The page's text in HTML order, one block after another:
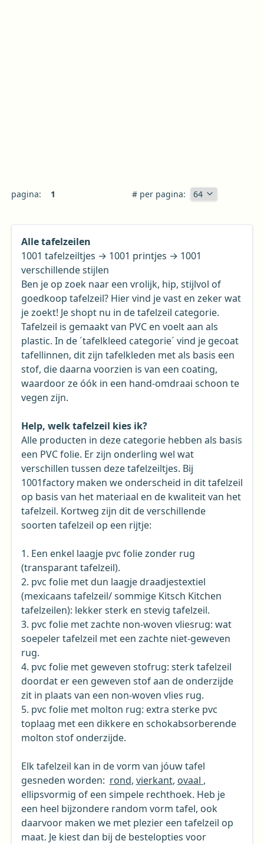
pagina: 1 # per pagina:
Alle tafelzeilen
1001 tafelzeiltjes → 1001 printjes → 1001
verschillende stijlen
Ben je op zoek naar een vrolijk, hip, stijlvol of
goedkoop tafelzeil? Hier vind je vast en zeker wat
je zoekt! Je shopt nu in de tafelzeil categorie.
Tafelzeil is gemaakt van PVC en voelt aan als
plastic. In de ´tafelkleed categorie´ vind je gecoat
tafellinnen, dit zijn tafelkleden met als basis een
stof, die daarna voorzien is van een coating,
waardoor ze óók in een hand-omdraai schoon te
vegen zijn.
Help, welk tafelzeil kies ik?
Alle producten in deze categorie hebben als basis
een PVC folie. Er zijn onderling wel wat
verschillen tussen deze tafelzeiltjes. Bij
1001factory maken we onderscheid in dit tafelzeil
op basis van het materiaal en de kwaliteit van het
tafelzeil. Kortweg zijn dit de verschillende
soorten tafelzeil op een rijtje:
1. Een enkel laagje pvc folie zonder rug
(transparant tafelzeil).
2. pvc folie met dun laagje draadjestextiel
(mexicaans tafelzeil/ sommige Kitsch Kitchen
tafelzeilen): lekker sterk en stevig tafelzeil.
3. pvc folie met zachte non-woven vliesrug: wat
soepeler tafelzeil met een zachte niet-geweven
rug.
4. pvc folie met geweven stofrug: sterk tafelzeil
doordat er een geweven stof aan de onderzijde
zit in plaats van een non-woven vlies rug.
5. pvc folie met molton rug: extra sterke pvc
toplaag met een dikkere en schokabsorberende
molton stof onderzijde.
Elk tafelzeil kan in de vorm van jóuw tafel
gesneden worden: rond, vierkant, ovaal ,
ellipsvormig of een simpele rechthoek. Heb je
een heel bijzondere random vorm tafel, ook
daarvoor maken we met plezier een tafelzeil op
maat. Je kiest dan bij de bestelopties voor